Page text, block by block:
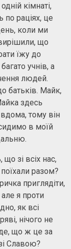
кімнаті,
раціях, це
коли ми
що
їжу до
учнів, а
людей.
батьків. Майк,
здесь
тому він
в моїй
що зі всіх нас,
разом?
приглядіти,
я проти
як всі
нічого не
що ж це за
Славою?